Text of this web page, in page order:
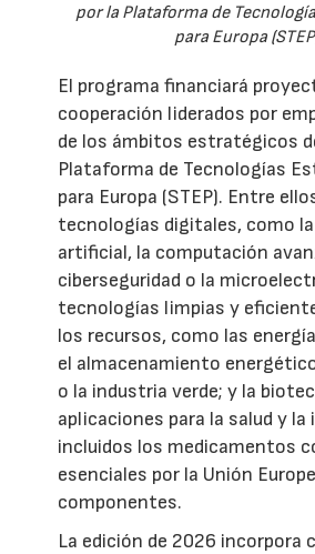
por la Plataforma de
para Europa
El programa financiará
cooperación liderados por
de los ámbitos estratégicos
Plataforma de Tecnologías
para Europa (STEP). Entre
tecnologías digitales, como
artificial, la computación
ciberseguridad o la
tecnologías limpias y
los recursos, como las
el almacenamiento
o la industria verde; y la
aplicaciones para la salud y la
incluidos los medicamentos
esenciales por la Unión
componentes.
La edición de 2026 incorpora